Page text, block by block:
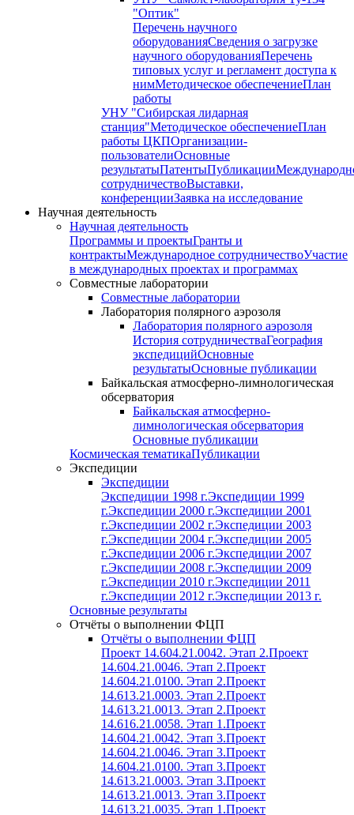
"Оптик"
Перечень научного
оборудованияСведения о загрузке
научного оборудованияПеречень
типовых услуг и регламент доступа к
нимМетодическое обеспечениеПлан
работы
УНУ "Сибирская лидарная
станция"Методическое обеспечениеПлан
работы ЦКПОрганизации-
пользователиОсновные
результатыПатентыПубликации
сотрудничествоВыставки,
конференцииЗаявка на исследование
Научная деятельность
Научная деятельность
Программы и проектыГранты и
контрактыМеждународное сотрудничествоУчастие
в международных проектах и программах
Совместные лаборатории
Совместные лаборатории
Лаборатория полярного аэрозоля
Лаборатория полярного аэрозоля
История сотрудничестваГеография
экспедицийОсновные
результатыОсновные публикации
Байкальская атмосферно-лимнологическая
обсерватория
Байкальская атмосферно-
лимнологическая обсерватория
Основные публикации
Космическая тематикаПубликации
Экспедиции
Экспедиции
Экспедиции 1998 г.Экспедиции 1999
г.Экспедиции 2000 г.Экспедиции 2001
г.Экспедиции 2002 г.Экспедиции 2003
г.Экспедиции 2004 г.Экспедиции 2005
г.Экспедиции 2006 г.Экспедиции 2007
г.Экспедиции 2008 г.Экспедиции 2009
г.Экспедиции 2010 г.Экспедиции 2011
г.Экспедиции 2012 г.Экспедиции 2013 г.
Основные результаты
Отчёты о выполнении ФЦП
Отчёты о выполнении ФЦП
Проект 14.604.21.0042. Этап 2.Проект
14.604.21.0046. Этап 2.Проект
14.604.21.0100. Этап 2.Проект
14.613.21.0003. Этап 2.Проект
14.613.21.0013. Этап 2.Проект
14.616.21.0058. Этап 1.Проект
14.604.21.0042. Этап 3.Проект
14.604.21.0046. Этап 3.Проект
14.604.21.0100. Этап 3.Проект
14.613.21.0003. Этап 3.Проект
14.613.21.0013. Этап 3.Проект
14.613.21.0035. Этап 1.Проект